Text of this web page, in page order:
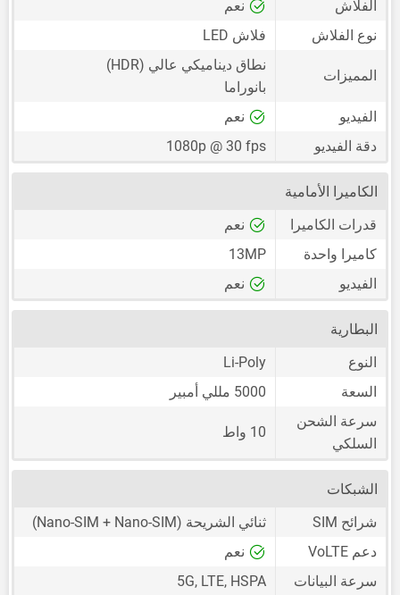
الفلاش
نعم
نوع الفلاش
فلاش LED
المميزات
نطاق ديناميكي عالي (HDR)
بانوراما
الفيديو
نعم
دقة الفيديو
1080p @ 30 fps
الكاميرا الأمامية
قدرات الكاميرا
نعم
كاميرا واحدة
13MP
الفيديو
نعم
البطارية
النوع
Li-Poly
السعة
5000 مللي أمبير
سرعة الشحن
السلكي
10 واط
الشبكات
شرائح SIM
ثنائي الشريحة (Nano-SIM + Nano-SIM)
دعم VoLTE
نعم
سرعة البيانات
5G, LTE, HSPA